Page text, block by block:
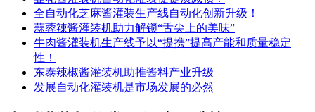
全自动化芝麻酱灌装生产线自动化创新升级！
蒜蓉辣酱灌装机助力解锁“舌尖上的美味”
牛肉酱灌装机生产线予以“提携”提高产能和质量稳定
性！
东泰辣椒酱灌装机助推酱料产业升级
发展自动化灌装机是市场发展的必然